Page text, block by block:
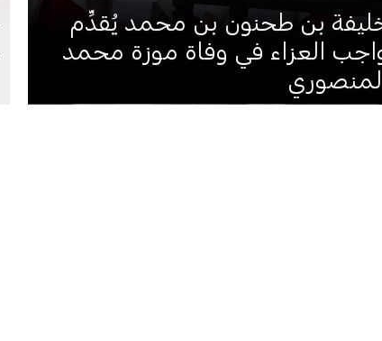
بن طحنون بن محمد يُقدِّم
العزاء في وفاة موزة محمد